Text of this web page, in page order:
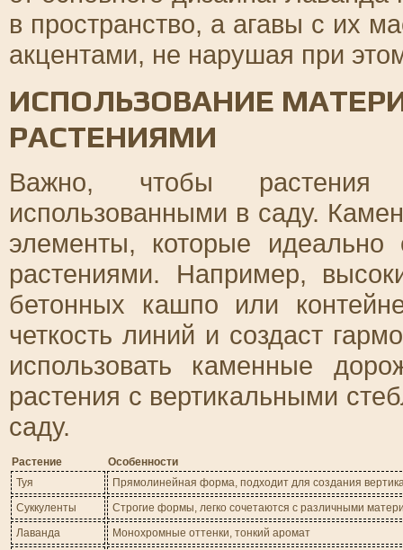
в пространство, а агавы с их
акцентами, не нарушая при
ИСПОЛЬЗОВАНИЕ
РАСТЕНИЯМИ
Важно, чтобы растения
использованными в саду.
элементы, которые идеально
растениями. Например,
бетонных кашпо или
четкость линий и создаст
использовать каменные
растения с вертикальными
саду.
Растение
Особенности
Туя
Прямолинейная форма, подходит для создания
Суккуленты
Строгие формы, легко сочетаются с различными
Лаванда
Монохромные оттенки, тонкий аромат